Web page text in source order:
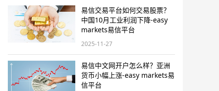
易信交易平台如何交易股票？
中国10月工业利润下降-easy
markets易信平台
2025-11-27
易信中文网开户怎么样？亚洲
货币小幅上涨-easy markets易
信平台